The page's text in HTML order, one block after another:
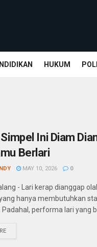
HUKUM
Ini Diam
Berlari
MAY 10, 2026 0
- Lari kerap dianggap
hanya membutuhkan
performa lari yang